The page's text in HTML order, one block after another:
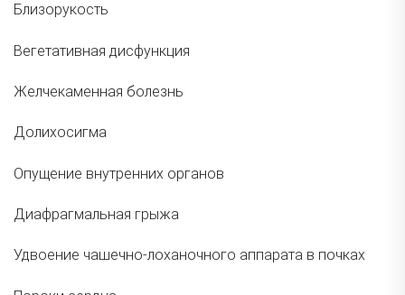
Близорукость
Вегетативная дисфункция
Желчекаменная болезнь
Долихосигма
Опущение внутренних органов
Диафрагмальная грыжа
Удвоение чашечно-лоханочного аппарата в почках